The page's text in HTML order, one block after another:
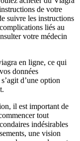
de votre
suivre les instructions
liés au
votre médecin
en ligne, ce qui
données
d’une option
il est important de
tout
indésirables
une vision